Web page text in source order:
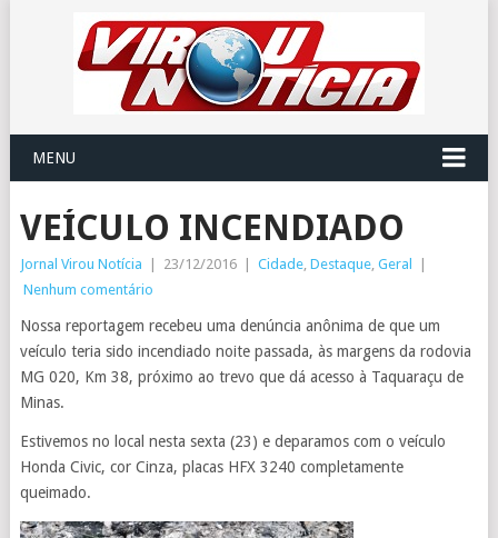
MENU
VEÍCULO INCENDIADO
Jornal Virou Notícia 23/12/2016 Cidade, Destaque, Geral
Nenhum comentário
Nossa reportagem recebeu uma denúncia anônima de que um
veículo teria sido incendiado noite passada, às margens da rodovia
MG 020, Km 38, próximo ao trevo que dá acesso à Taquaraçu de
Minas.
Estivemos no local nesta sexta (23) e deparamos com o veículo
Honda Civic, cor Cinza, placas HFX 3240 completamente
queimado.